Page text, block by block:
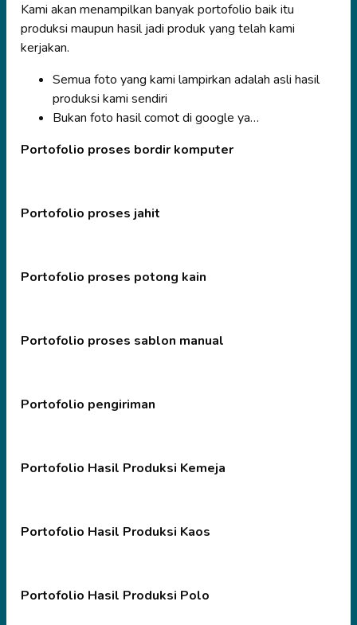
Kami akan menampilkan banyak portofolio baik itu
produksi maupun hasil jadi produk yang telah kami
kerjakan.
Semua foto yang kami lampirkan adalah asli hasil
produksi kami sendiri
Bukan foto hasil comot di google ya…
Portofolio proses bordir komputer
Portofolio proses jahit
Portofolio proses potong kain
Portofolio proses sablon manual
Portofolio pengiriman
Portofolio Hasil Produksi Kemeja
Portofolio Hasil Produksi Kaos
Portofolio Hasil Produksi Polo